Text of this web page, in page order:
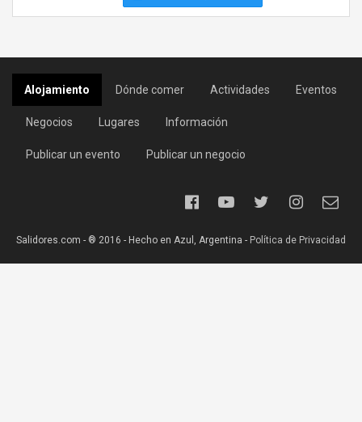
Alojamiento Dónde comer Actividades Eventos
Negocios Lugares Información
Publicar un evento Publicar un negocio
Salidores.com - ® 2016 - Hecho en Azul, Argentina - Política de Privacidad